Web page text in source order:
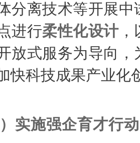
分离技术等开展
进行柔性化设计，
放式服务为导向
快科技成果产业化
）实施强企育才行动